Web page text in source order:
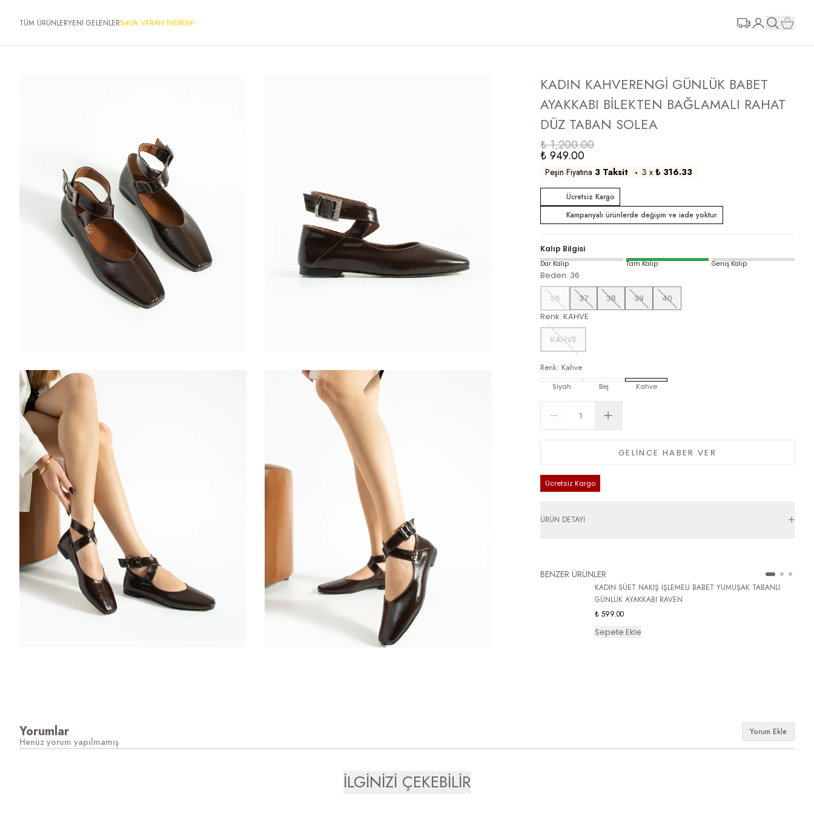
TÜM ÜRÜNLERYENİ GELENLER%40'A VARAN İNDİRİM!
KADIN KAHVERENGİ GÜNLÜK BABET
AYAKKABI BİLEKTEN BAĞLAMALI RAHAT
DÜZ TABAN SOLEA
₺ 1,200.00
₺ 949.00
Peşin Fiyatına 3 Taksit 3 x ₺ 316.33
Ücretsiz Kargo
Kampanyalı ürünlerde değişim ve iade yoktur.
Kalıp Bilgisi
Dar Kalıp Tam Kalıp Geniş Kalıp
Beden: 36
36
37 38 39
40
Renk: KAHVE
KAHVE
Renk: Kahve
Siyah Bej Kahve
GELİNCE HABER VER
Ücretsiz Kargo
ÜRÜN DETAYI
BENZER ÜRÜNLER
KADIN SÜET NAKIŞ İŞLEMELİ BABET YUMUŞAK TABANLI
GÜNLÜK AYAKKABI RAVEN
₺ 599.00
Sepete Ekle
Yorumlar Yorum Ekle
Henüz yorum yapılmamış
İLGİNİZİ ÇEKEBİLİR